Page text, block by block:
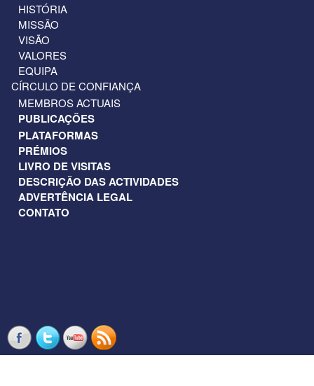
HISTÓRIA
MISSÃO
VISÃO
VALORES
EQUIPA
CÍRCULO DE CONFIANÇA
MEMBROS ACTUAIS
PUBLICAÇÕES
PLATAFORMAS
PRÉMIOS
LIVRO DE VISITAS
DESCRIÇÃO DAS ACTIVIDADES
ADVERTÊNCIA LEGAL
CONTATO